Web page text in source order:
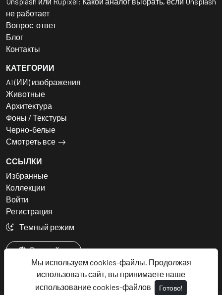
Мы используем cookies-файлы. Продолжая
использовать сайт, вы принимаете наше
использование cookies-файлов
Готово!
не работает
Вопрос-ответ
Блог
Контакты
КАТЕГОРИИ
AI (ИИ) изображения
Животные
Архитектура
Фоны / Текстуры
Черно-белые
Смотреть все
ССЫЛКИ
Избранные
Коллекции
Войти
Регистрация
Темный режим
Русский